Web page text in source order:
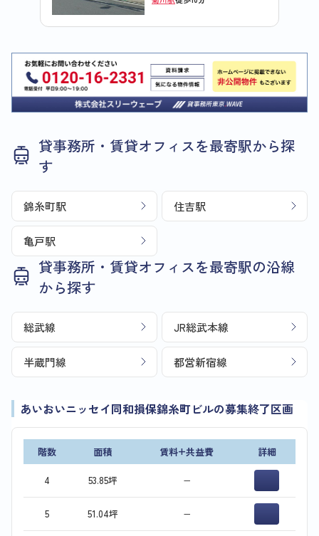
貸事務所・賃貸オフィスを最寄駅から探
す
錦糸町駅 住吉駅
亀戸駅
貸事務所・賃貸オフィスを最寄駅の沿線
から探す
総武線 JR総武本線
半蔵門線 都営新宿線
あいおいニッセイ同和損保錦糸町ビルの募集終了区画
階数 面積 賃料+共益費 詳細
4 53.85坪 −
5 51.04坪 −